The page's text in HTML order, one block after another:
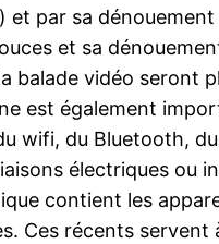
par sa
et sa
vidéo seront
est également
wifi, du Bluetooth,
électriques ou
contient les
Ces récents